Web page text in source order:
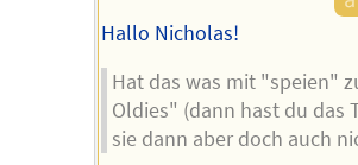
Hallo Nicholas!
Hat das was mit "speien"
Oldies" (dann hast du das
sie dann aber doch auch